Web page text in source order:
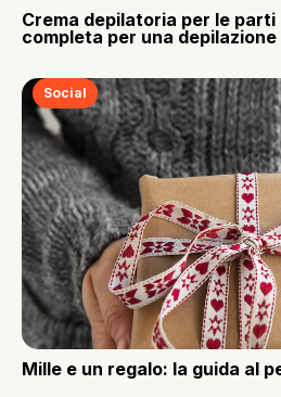
Crema depilatoria per le parti
completa per una
Social
Mille e un regalo: la guida al